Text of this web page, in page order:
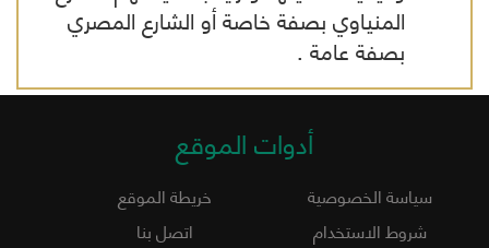
المنياوي بصفة خاصة أو الشارع المصري
بصفة عامة .
أدوات الموقع
سياسة الخصوصية
خريطة الموقع
شروط الاستخدام
اتصل بنا